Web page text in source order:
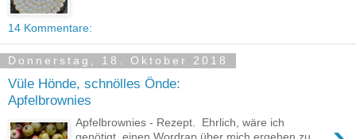
14 Kommentare:
Donnerstag, 18. Oktober 2018
Vüle Hönde, schnölles Önde:
Apfelbrownies
Apfelbrownies - Rezept. Ehrlich, wäre ich